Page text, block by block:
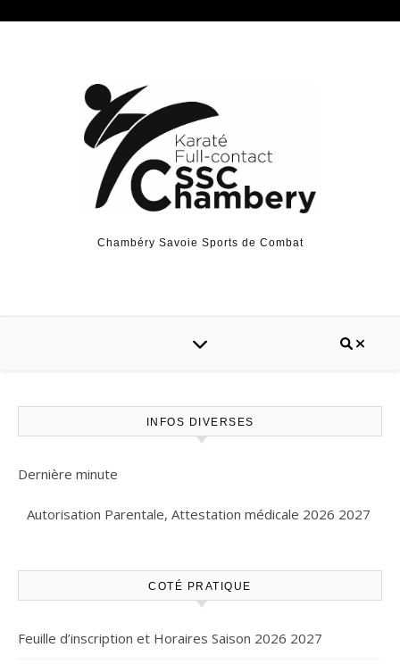
Chambéry Savoie Sports de Combat
INFOS DIVERSES
Dernière minute
Autorisation Parentale, Attestation médicale 2026 2027
COTÉ PRATIQUE
Feuille d’inscription et Horaires Saison 2026 2027